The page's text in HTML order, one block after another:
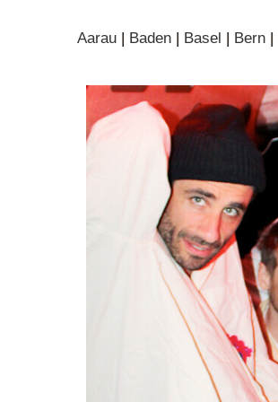
Aarau | Baden | Basel | Bern |